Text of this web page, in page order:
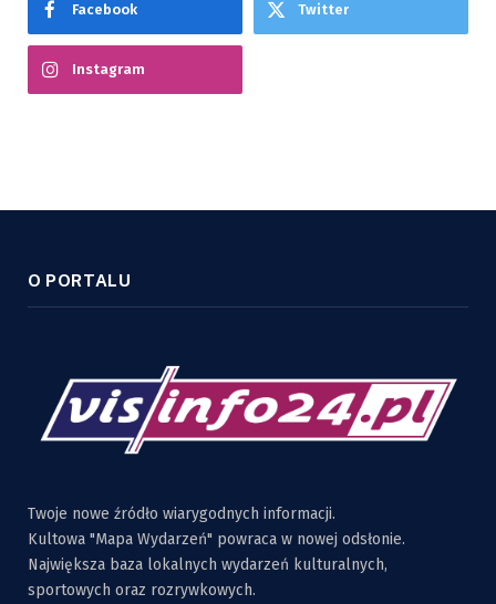
Facebook Twitter
Instagram
O PORTALU
Twoje nowe źródło wiarygodnych informacji.
Kultowa "Mapa Wydarzeń" powraca w nowej odsłonie.
Największa baza lokalnych wydarzeń kulturalnych,
sportowych oraz rozrywkowych.